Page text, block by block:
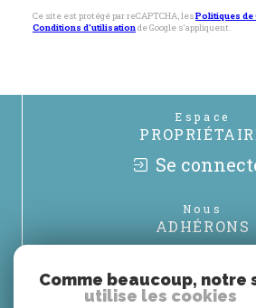
Ce site est protégé par reCAPTCHA, lesPolitiques de
Conditions d'utilisationde Google s'appliquent.
Espace
Se
Nous
ADHÉRONS
Comme beaucoup, notre
utilise les cookies